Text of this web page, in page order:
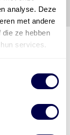
analyse. Deze
met andere
ze hebben
services.